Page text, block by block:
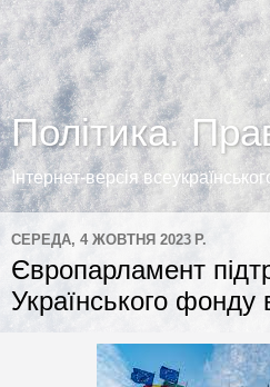
Політика.
Інтернет-версія
СЕРЕДА, 4 ЖОВТНЯ 2023 Р.
Європарламент
Українського фонду